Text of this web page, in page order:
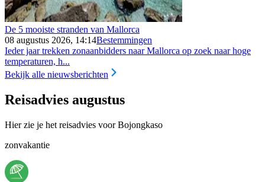
De 5 mooiste stranden van Mallorca
08 augustus 2026, 14:14Bestemmingen
Ieder jaar trekken zonaanbidders naar Mallorca op zoek naar hoge
temperaturen, h...
Bekijk alle nieuwsberichten
Reisadvies augustus
Hier zie je het reisadvies voor Bojongkaso
zonvakantie